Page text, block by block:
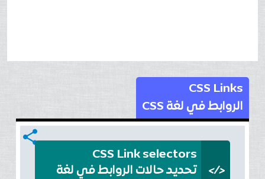
CSS Links
الروابط في لغة CSS
share
</>
CSS Link selectors
تحديد حالات الروابط في لغة